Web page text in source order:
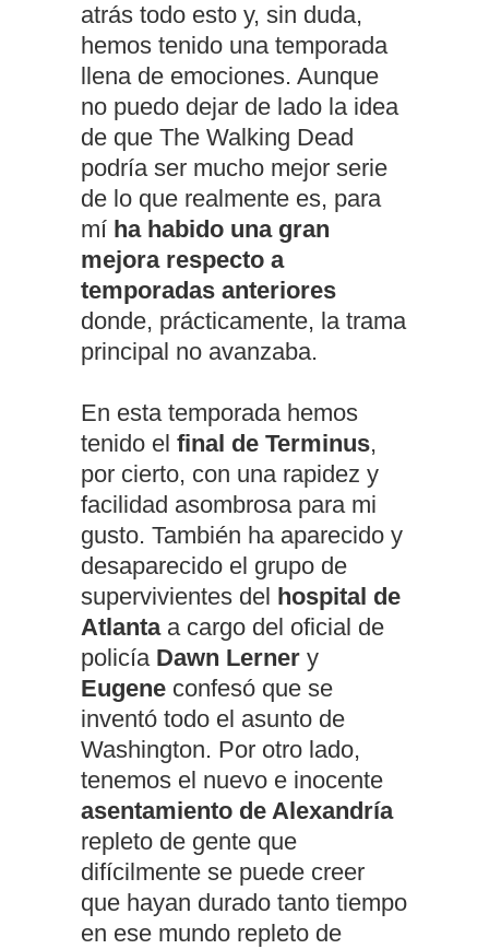
atrás todo esto y, sin duda,
hemos tenido una temporada
llena de emociones. Aunque
no puedo dejar de lado la idea
de que The Walking Dead
podría ser mucho mejor serie
de lo que realmente es, para
mí ha habido una gran
mejora respecto a
temporadas anteriores
donde, prácticamente, la trama
principal no avanzaba.
En esta temporada hemos
tenido el final de Terminus,
por cierto, con una rapidez y
facilidad asombrosa para mi
gusto. También ha aparecido y
desaparecido el grupo de
supervivientes del hospital de
Atlantaa cargo del oficial de
policía Dawn Lerner y
Eugene confesó que se
inventó todo el asunto de
Washington. Por otro lado,
tenemos el nuevo e inocente
asentamiento de Alexandría
repleto de gente que
difícilmente se puede creer
que hayan durado tanto tiempo
en ese mundo repleto de